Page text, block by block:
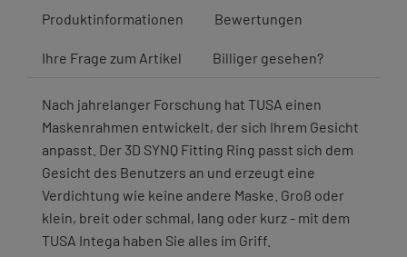
Produktinformationen Bewertungen
Ihre Frage zum Artikel Billiger gesehen?
Nach jahrelanger Forschung hat TUSA einen
Maskenrahmen entwickelt, der sich Ihrem Gesicht
anpasst. Der 3D SYNQ Fitting Ring passt sich dem
Gesicht des Benutzers an und erzeugt eine
Verdichtung wie keine andere Maske. Groß oder
klein, breit oder schmal, lang oder kurz - mit dem
TUSA Intega haben Sie alles im Griff.